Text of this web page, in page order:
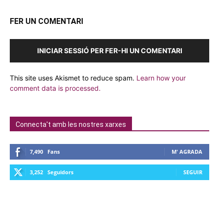
FER UN COMENTARI
INICIAR SESSIÓ PER FER-HI UN COMENTARI
This site uses Akismet to reduce spam. Learn how your
comment data is processed.
Connecta't amb les nostres xarxes
7,490 Fans M' AGRADA
3,252 Seguidors SEGUIR